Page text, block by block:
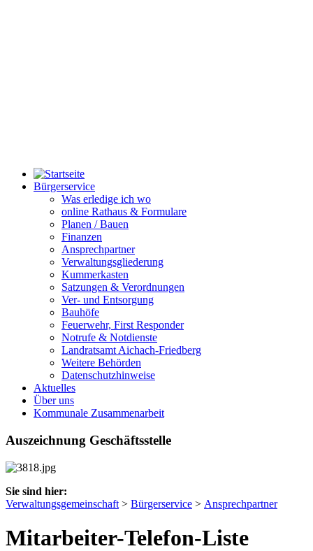
Bürgerservice
Was erledige ich wo
online Rathaus & Formulare
Planen / Bauen
Finanzen
Ansprechpartner
Verwaltungsgliederung
Kummerkasten
Satzungen & Verordnungen
Ver- und Entsorgung
Bauhöfe
Feuerwehr, First Responder
Notrufe & Notdienste
Landratsamt Aichach-Friedberg
Weitere Behörden
Datenschutzhinweise
Aktuelles
Über uns
Kommunale Zusammenarbeit
Auszeichnung Geschäftsstelle
Sie sind hier:
Verwaltungsgemeinschaft > Bürgerservice > Ansprechpartner
Mitarbeiter-Telefon-Liste